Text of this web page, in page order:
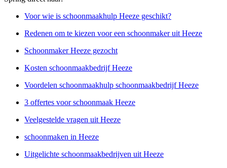
Voor wie is schoonmaakhulp Heeze geschikt?
Redenen om te kiezen voor een schoonmaker uit Heeze
Schoonmaker Heeze gezocht
Kosten schoonmaakbedrijf Heeze
Voordelen schoonmaakhulp schoonmaakbedrijf Heeze
3 offertes voor schoonmaak Heeze
Veelgestelde vragen uit Heeze
schoonmaken in Heeze
Uitgelichte schoonmaakbedrijven uit Heeze